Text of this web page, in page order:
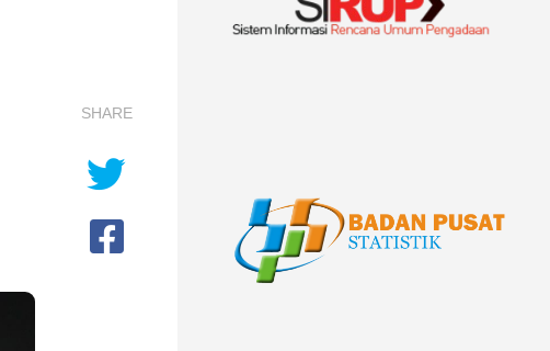
SHARE